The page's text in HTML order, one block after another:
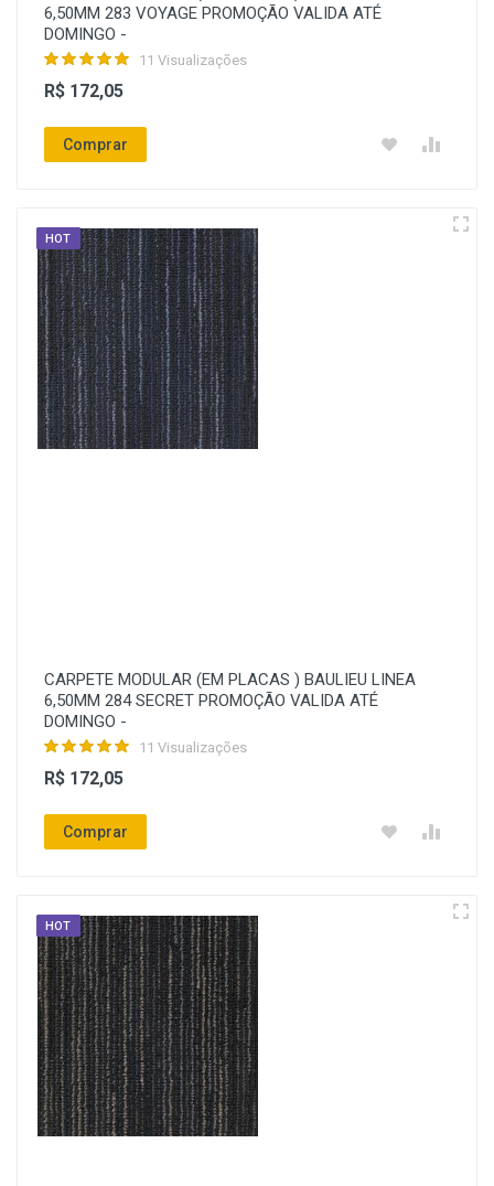
6,50MM 283 VOYAGE PROMOÇÃO VALIDA ATÉ
DOMINGO -
11 Visualizações
R$ 172,05
Comprar
HOT
CARPETE MODULAR (EM PLACAS ) BAULIEU LINEA
6,50MM 284 SECRET PROMOÇÃO VALIDA ATÉ
DOMINGO -
11 Visualizações
R$ 172,05
Comprar
HOT